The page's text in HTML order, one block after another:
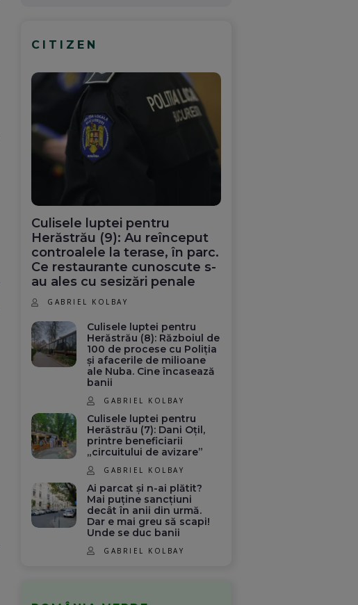
CITIZEN
Culisele luptei pentru
Herăstrău (9): Au reînceput
controalele la terase, în parc.
Ce restaurante cunoscute s-
au ales cu sesizări penale
GABRIEL KOLBAY
Culisele luptei pentru
Herăstrău (8): Războiul de
100 de procese cu Poliția
și afacerile de milioane
ale Nuba. Cine încasează
banii
GABRIEL KOLBAY
Culisele luptei pentru
Herăstrău (7): Dani Oțil,
printre beneficiarii
„circuitului de avizare”
GABRIEL KOLBAY
Ai parcat și n-ai plătit?
Mai puține sancțiuni
decât în anii din urmă.
Dar e mai greu să scapi!
Unde se duc banii
GABRIEL KOLBAY